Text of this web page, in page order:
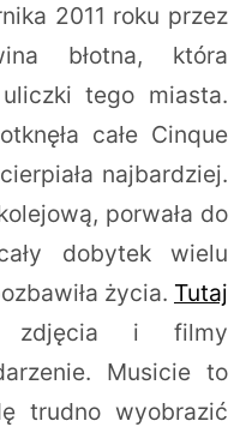
2011 roku przez
błotna, która
uliczki tego miasta.
całe Cinque
najbardziej.
porwała do
dobytek wielu
życia. Tutaj
zdjęcia i filmy
Musicie to
trudno wyobrazić